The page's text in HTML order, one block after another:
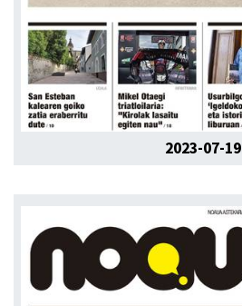
2023-07-19